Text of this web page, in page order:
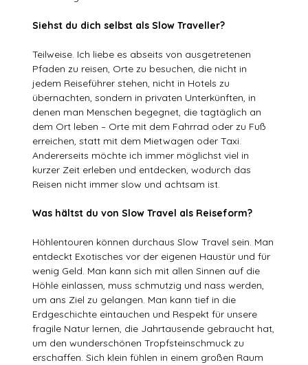
Siehst du dich selbst als Slow Traveller?
Teilweise. Ich liebe es abseits von ausgetretenen
Pfaden zu reisen, Orte zu besuchen, die nicht in
jedem Reiseführer stehen, nicht in Hotels zu
übernachten, sondern in privaten Unterkünften, in
denen man Menschen begegnet, die tagtäglich an
dem Ort leben – Orte mit dem Fahrrad oder zu Fuß
erreichen, statt mit dem Mietwagen oder Taxi.
Andererseits möchte ich immer möglichst viel in
kurzer Zeit erleben und entdecken, wodurch das
Reisen nicht immer slow und achtsam ist.
Was hältst du von Slow Travel als Reiseform?
Höhlentouren können durchaus Slow Travel sein. Man
entdeckt Exotisches vor der eigenen Haustür und für
wenig Geld. Man kann sich mit allen Sinnen auf die
Höhle einlassen, muss schmutzig und nass werden,
um ans Ziel zu gelangen. Man kann tief in die
Erdgeschichte eintauchen und Respekt für unsere
fragile Natur lernen, die Jahrtausende gebraucht hat,
um den wunderschönen Tropfsteinschmuck zu
erschaffen. Sich klein fühlen in einem großen Raum